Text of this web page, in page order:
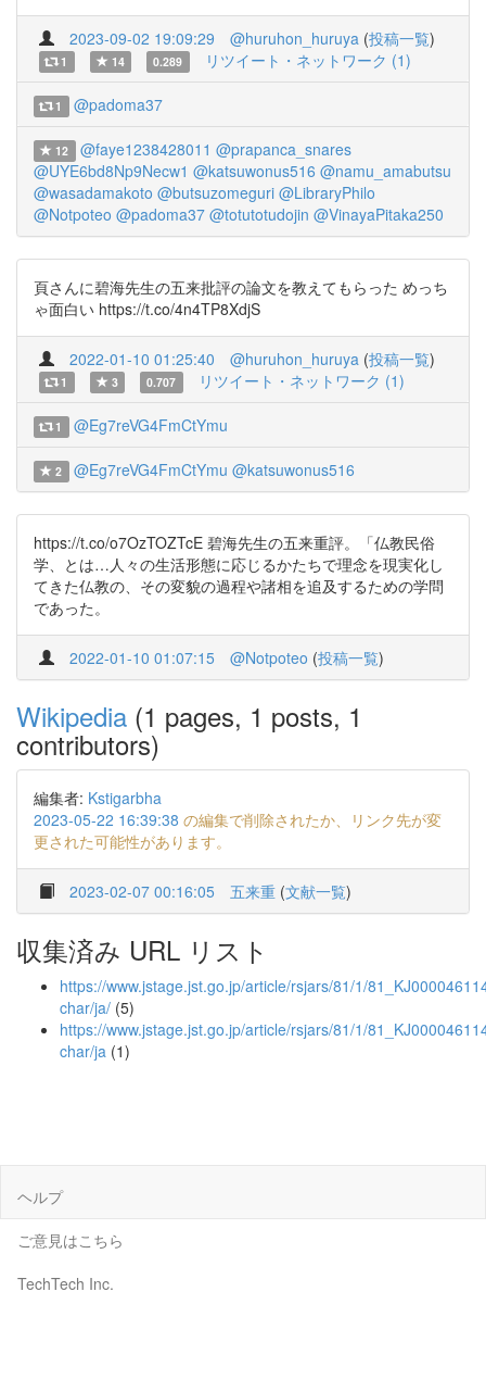
2023-09-02 19:09:29 @huruhon_huruya (投稿一覧)
1 14 0.289 リツイート・ネットワーク (1)
1 @padoma37
12 @faye1238428011 @prapanca_snares
@UYE6bd8Np9Necw1 @katsuwonus516 @namu_amabutsu
@wasadamakoto @butsuzomeguri @LibraryPhilo
@Notpoteo @padoma37 @totutotudojin @VinayaPitaka250
頁さんに碧海先生の五来批評の論文を教えてもらった めっち
ゃ面白い https://t.co/4n4TP8XdjS
2022-01-10 01:25:40 @huruhon_huruya (投稿一覧)
1 3 0.707 リツイート・ネットワーク (1)
1 @Eg7reVG4FmCtYmu
2 @Eg7reVG4FmCtYmu @katsuwonus516
https://t.co/o7OzTOZTcE 碧海先生の五来重評。「仏教民俗
学、とは…人々の生活形態に応じるかたちで理念を現実化し
てきた仏教の、その変貌の過程や諸相を追及するための学問
であった。
2022-01-10 01:07:15 @Notpoteo (投稿一覧)
Wikipedia (1 pages, 1 posts, 1
contributors)
編集者: Kstigarbha
2023-05-22 16:39:38 の編集で削除されたか、リンク先が変
更された可能性があります。
2023-02-07 00:16:05 五来重 (文献一覧)
収集済み URL リスト
https://www.jstage.jst.go.jp/article/rsjars/81/1/
char/ja/ (5)
https://www.jstage.jst.go.jp/article/rsjars/81/1/
char/ja (1)
ヘルプ
ご意見はこちら
TechTech Inc.